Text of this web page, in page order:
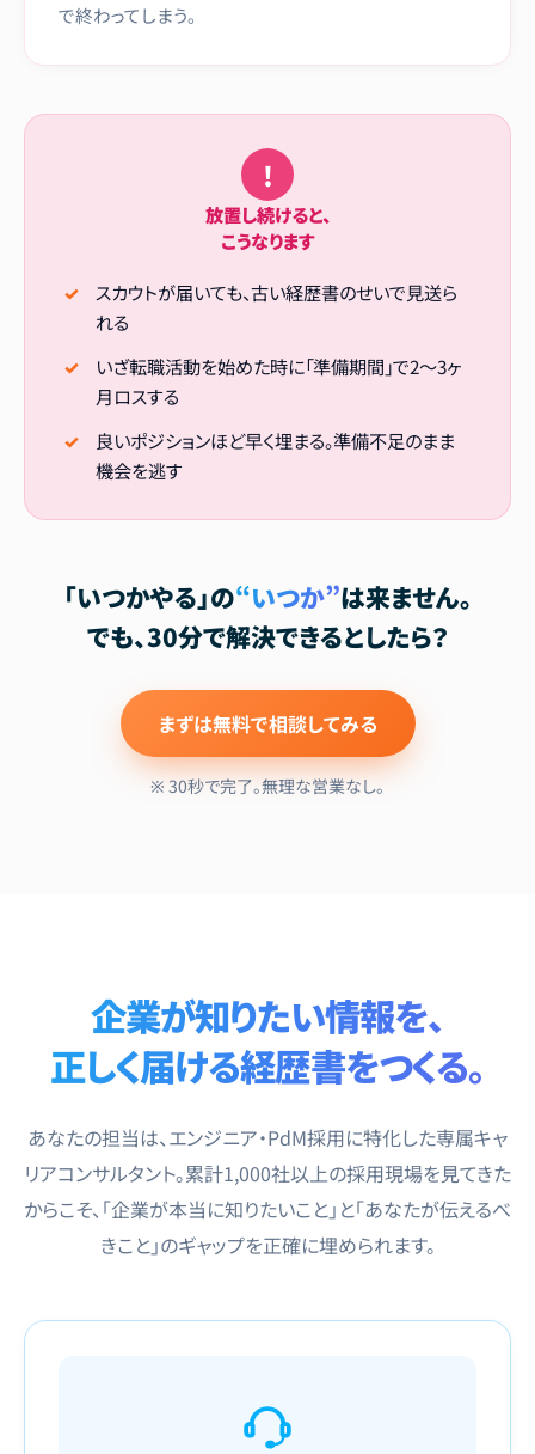
で終わってしまう。
!
放置し続けると、
こうなります
スカウトが届いても、古い経歴書のせいで見送ら
れる
いざ転職活動を始めた時に「準備期間」で2〜3ヶ
月ロスする
良いポジションほど早く埋まる。準備不足のまま
機会を逃す
「いつかやる」の“いつか”は来ません。
でも、30分で解決できるとしたら？
まずは無料で相談してみる
※ 30秒で完了。無理な営業なし。
企業が知りたい情報を、
正しく届ける経歴書をつくる。
あなたの担当は、エンジニア・PdM採用に特化した専属キャ
リアコンサルタント。累計1,000社以上の採用現場を見てきた
からこそ、「企業が本当に知りたいこと」と「あなたが伝えるべ
きこと」のギャップを正確に埋められます。